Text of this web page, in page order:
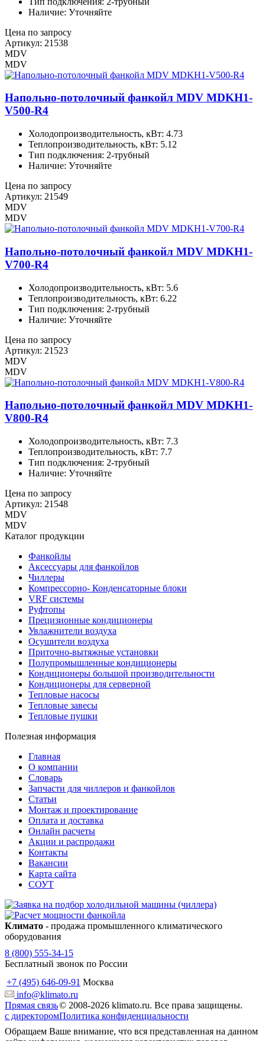
Наличие: Уточняйте
Цена по запросу
Артикул: 21538
MDV
MDV
Напольно-потолочный фанкойл MDV MDKH1-
V500-R4
Холодопроизводительность, кВт: 4.73
Теплопроизводительность, кВт: 5.12
Тип подключения: 2-трубный
Наличие: Уточняйте
Цена по запросу
Артикул: 21549
MDV
MDV
Напольно-потолочный фанкойл MDV MDKH1-
V700-R4
Холодопроизводительность, кВт: 5.6
Теплопроизводительность, кВт: 6.22
Тип подключения: 2-трубный
Наличие: Уточняйте
Цена по запросу
Артикул: 21523
MDV
MDV
Напольно-потолочный фанкойл MDV MDKH1-
V800-R4
Холодопроизводительность, кВт: 7.3
Теплопроизводительность, кВт: 7.7
Тип подключения: 2-трубный
Наличие: Уточняйте
Цена по запросу
Артикул: 21548
MDV
MDV
Каталог продукции
Фанкойлы
Аксессуары для фанкойлов
Чиллеры
Компрессорно- Конденсаторные блоки
VRF системы
Руфтопы
Прецизионные кондиционеры
Увлажнители воздуха
Осушители воздуха
Приточно-вытяжные установки
Полупромышленные кондиционеры
Кондиционеры большой производительности
Кондиционеры для серверной
Тепловые насосы
Тепловые завесы
Тепловые пушки
Полезная информация
Главная
О компании
Словарь
Запчасти для чиллеров и фанкойлов
Статьи
Монтаж и проектирование
Оплата и доставка
Онлайн расчеты
Акции и распродажи
Контакты
Вакансии
Карта сайта
СОУТ
Климато - продажа промышленного климатического
оборудования
8 (800) 555-34-15
Бесплатный звонок по России
+7 (495) 646-09-91 Москва
info@klimato.ru
Прямая связь
с директором
© 2008-2026 klimato.ru. Все права защищены.
Политика конфиденциальности
Обращаем Ваше внимание, что вся представленная на данном